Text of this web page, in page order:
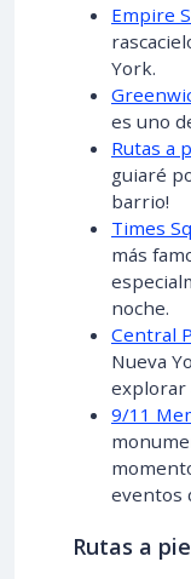
Empire
York.
es uno
Rutas a
guiaré
barrio!
Times
más
noche.
Central
Nueva
explorar
9/11
eventos
Rutas a